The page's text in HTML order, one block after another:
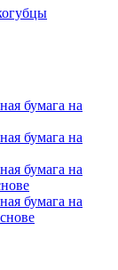
бумага на
бумага на
бумага на
бумага на